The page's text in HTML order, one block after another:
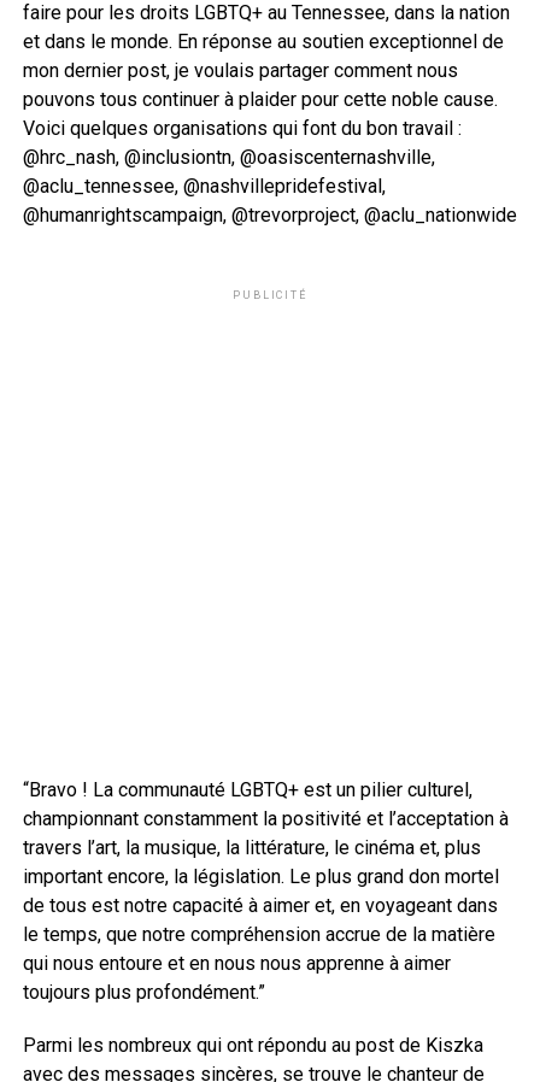
faire pour les droits LGBTQ+ au Tennessee, dans la nation
et dans le monde. En réponse au soutien exceptionnel de
mon dernier post, je voulais partager comment nous
pouvons tous continuer à plaider pour cette noble cause.
Voici quelques organisations qui font du bon travail :
@hrc_nash, @inclusiontn, @oasiscenternashville,
@aclu_tennessee, @nashvillepridefestival,
@humanrightscampaign, @trevorproject, @aclu_nationwide
PUBLICITÉ
“Bravo ! La communauté LGBTQ+ est un pilier culturel,
championnant constamment la positivité et l’acceptation à
travers l’art, la musique, la littérature, le cinéma et, plus
important encore, la législation. Le plus grand don mortel
de tous est notre capacité à aimer et, en voyageant dans
le temps, que notre compréhension accrue de la matière
qui nous entoure et en nous nous apprenne à aimer
toujours plus profondément.”
Parmi les nombreux qui ont répondu au post de Kiszka
avec des messages sincères, se trouve le chanteur de